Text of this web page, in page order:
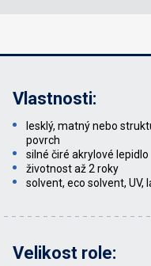
Vlastnosti:
lesklý, matný nebo
povrch
silné čiré akrylové lepidlo
životnost až 2 roky
solvent, eco solvent, UV,
Velikost role: